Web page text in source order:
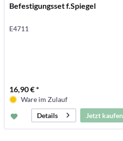
Befestigungsset f.Spiegel
E4711
16,90 € *
Ware im Zulauf
Details
Jetzt kaufen